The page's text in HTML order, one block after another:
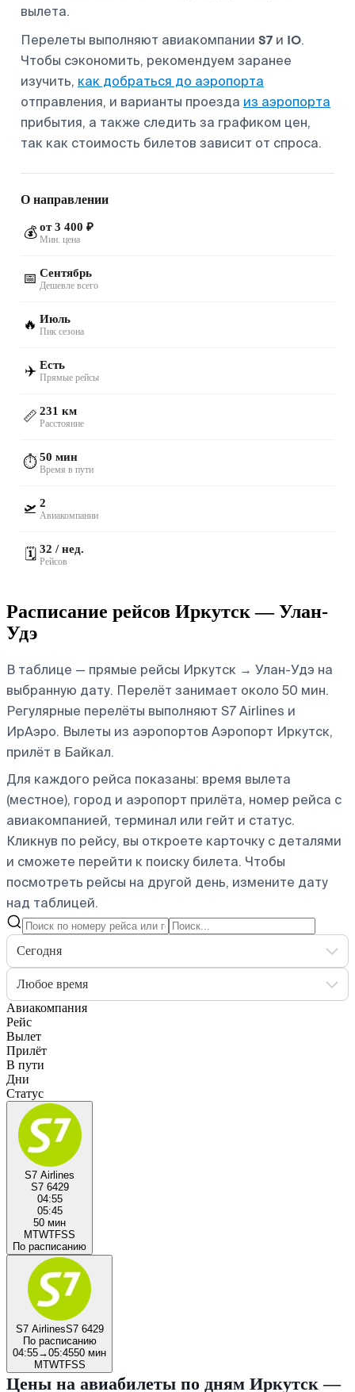
вылета.
Перелеты выполняют авиакомпании S7 и IO.
Чтобы сэкономить, рекомендуем заранее
изучить, как добраться до аэропорта
отправления, и варианты проезда из аэропорта
прибытия, а также следить за графиком цен,
так как стоимость билетов зависит от спроса.
О направлении
💰 от 3 400 ₽
Мин. цена
📅 Сентябрь
Дешевле всего
🔥 Июль
Пик сезона
✈️ Есть
Прямые рейсы
📏 231 км
Расстояние
⏱️50 мин
Время в пути
🛫 2
Авиакомпании
🗓️ 32 / нед.
Рейсов
Расписание рейсов Иркутск — Улан-
Удэ
В таблице — прямые рейсы Иркутск → Улан-Удэ на
выбранную дату. Перелёт занимает около 50 мин.
Регулярные перелёты выполняют S7 Airlines и
ИрАэро. Вылеты из аэропортов Аэропорт Иркутск,
прилёт в Байкал.
Для каждого рейса показаны: время вылета
(местное), город и аэропорт прилёта, номер рейса с
авиакомпанией, терминал или гейт и статус.
Кликнув по рейсу, вы откроете карточку с деталями
и сможете перейти к поиску билета. Чтобы
посмотреть рейсы на другой день, измените дату
над таблицей.
Сегодня
Любое время
Авиакомпания
Рейс
Вылет
Прилёт
В пути
Дни
Статус
S7 Airlines
S7 6429
04:55
05:45
50 мин
MTWTFSS
По расписанию
S7 AirlinesS7 6429
По расписанию
04:55→05:4550 мин
MTWTFSS
Цены на авиабилеты по дням Иркутск —